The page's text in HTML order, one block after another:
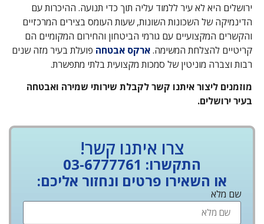
ירושלים היא לא עיר ללמוד עליה תוך כדי תנועה. ההיכרות עם
הדינמיקה של השכונות השונות, שעות העומס בצירים המרכזיים
והקשרים המקצועיים עם גורמי הביטחון והחירום המקומיים הם
קריטיים להצלחת המשימה.ארקס אבטחה פועלת בעיר מזה שנים
רבות וצברה מוניטין של סמכות מקצועית בלתי מתפשרת.
מוזמנים ליצור איתנו קשר לקבלת שירותי שמירה ואבטחה
בעיר ירושלים.
צרו איתנו קשר!
התקשרו: 03-6777761
או השאירו פרטים ונחזור אליכם:
שם מלא